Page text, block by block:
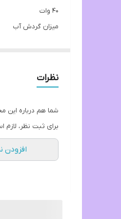
40 وات
میزان گردش آب
آب شیرین, آکواریوم های 50 تا
نظرات
شما هم درباره این
برای ثبت نظر، لازم
افزودن